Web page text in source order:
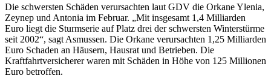
Die schwersten Schäden verursachten laut GDV die Orkane Ylenia,
Zeynep und Antonia im Februar. „Mit insgesamt 1,4 Milliarden
Euro liegt die Sturmserie auf Platz drei der schwersten Winterstürme
seit 2002“, sagt Asmussen. Die Orkane verursachten 1,25 Milliarden
Euro Schaden an Häusern, Hausrat und Betrieben. Die
Kraftfahrtversicherer waren mit Schäden in Höhe von 125 Millionen
Euro betroffen.